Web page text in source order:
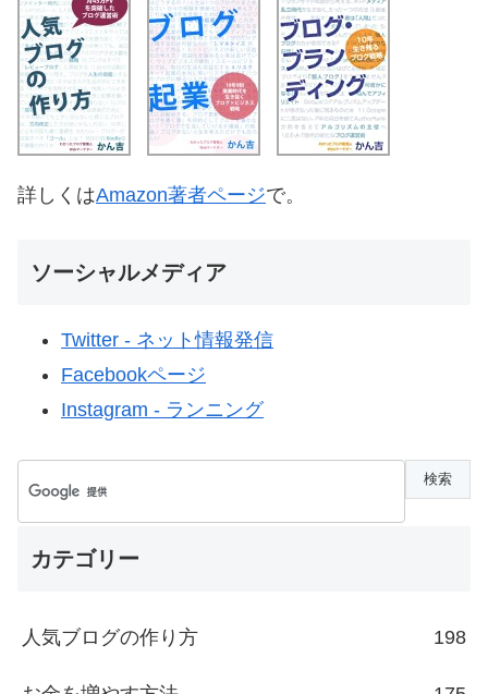
詳しくはAmazon著者ページで。
ソーシャルメディア
Twitter - ネット情報発信
Facebookページ
Instagram - ランニング
カテゴリー
人気ブログの作り方 198